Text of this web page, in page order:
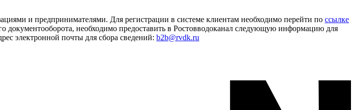
и предпринимателями. Для регистрации в системе клиентам необходимо перейти по ссылке
необходимо предоставить в Ростовводоканал следующую информацию для
электронной почты для сбора сведений: b2b@rvdk.ru